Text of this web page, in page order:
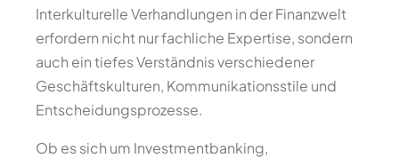
Interkulturelle Verhandlungen in der Finanzwelt
erfordern nicht nur fachliche Expertise, sondern
auch ein tiefes Verständnis verschiedener
Geschäftskulturen, Kommunikationsstile und
Entscheidungsprozesse.
Ob es sich um Investmentbanking,